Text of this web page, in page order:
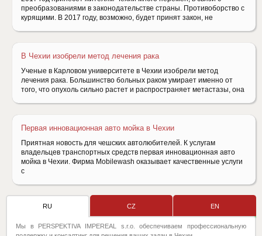
преобразованиями в законодательстве страны. Противоборство с
курящими. В 2017 году, возможно, будет принят закон, не
В Чехии изобрели метод лечения рака
Ученые в Карловом университете в Чехии изобрели метод
лечения рака. Большинство больных раком умирает именно от
того, что опухоль сильно растет и распространяет метастазы, она
Первая инновационная авто мойка в Чехии
Приятная новость для чешских автолюбителей. К услугам
владельцев транспортных средств первая инновационная авто
мойка в Чехии. Фирма Mobilewash оказывает качественные услуги
с
RU CZ EN
Мы в PERSPEKTIVA IMPEREAL s.r.o. обеспечиваем профессиональную